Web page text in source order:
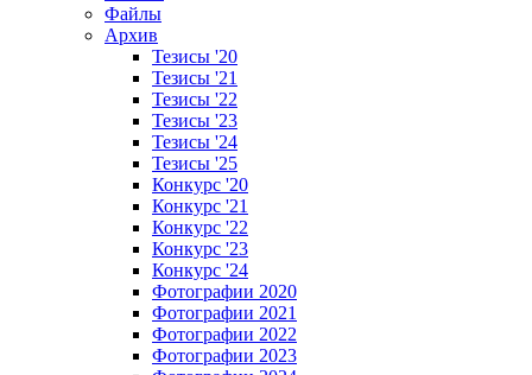
Файлы
Архив
Тезисы '20
Тезисы '21
Тезисы '22
Тезисы '23
Тезисы '24
Тезисы '25
Конкурс '20
Конкурс '21
Конкурс '22
Конкурс '23
Конкурс '24
Фотографии 2020
Фотографии 2021
Фотографии 2022
Фотографии 2023